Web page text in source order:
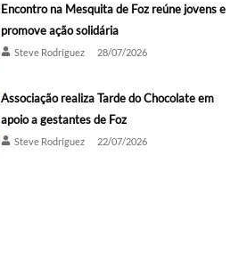
Encontro na Mesquita de Foz reúne jovens e
promove ação solidária
Steve Rodríguez 28/07/2026
Associação realiza Tarde do Chocolate em
apoio a gestantes de Foz
Steve Rodríguez 22/07/2026